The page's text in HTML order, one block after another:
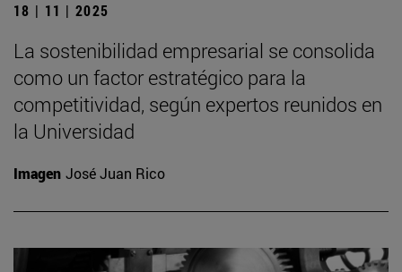
18 | 11 | 2025
La sostenibilidad empresarial se consolida
como un factor estratégico para la
competitividad, según expertos reunidos en
la Universidad
Imagen José Juan Rico